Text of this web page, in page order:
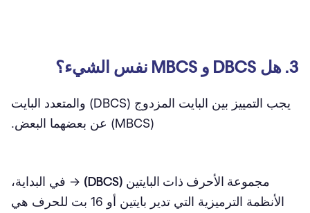
3. هل DBCS و MBCS نفس الشيء؟
يجب التمييز بين البايت المزدوج (DBCS) والمتعدد البايت
(MBCS) عن بعضهما البعض.
مجموعة الأحرف ذات البايتين (DBCS)
→ في البداية،
الأنظمة الترميزية التي تدير بايتين أو 16 بت للحرف هي